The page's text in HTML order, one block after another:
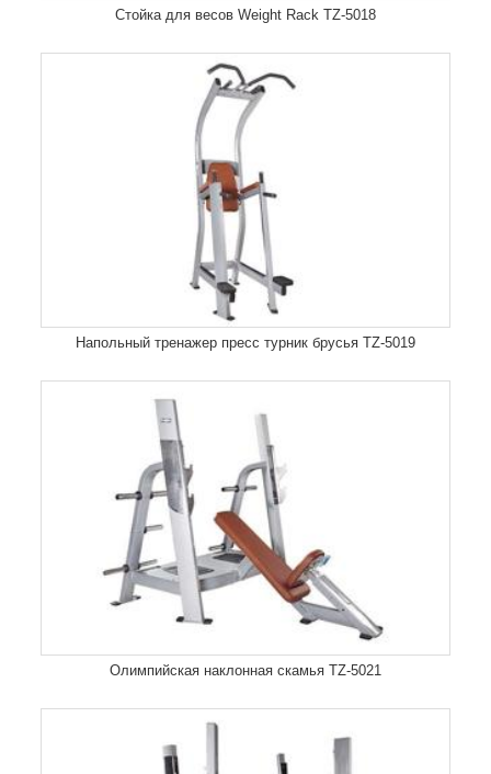
Стойка для весов Weight Rack TZ-5018
Напольный тренажер пресс турник брусья TZ-5019
Олимпийская наклонная скамья TZ-5021